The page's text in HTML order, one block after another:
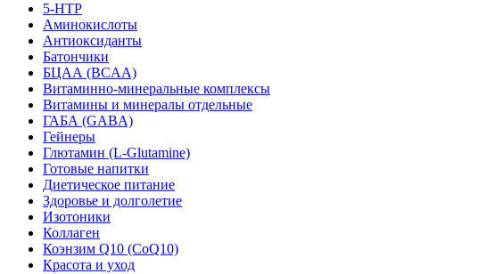
5-HTP
Аминокислоты
Антиоксиданты
Батончики
БЦАА (BCAA)
Витаминно-минеральные комплексы
Витамины и минералы отдельные
ГАБА (GABA)
Гейнеры
Глютамин (L-Glutamine)
Готовые напитки
Диетическое питание
Здоровье и долголетие
Изотоники
Коллаген
Коэнзим Q10 (CoQ10)
Красота и уход